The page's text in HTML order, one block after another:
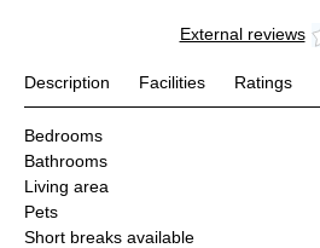
External reviews
Description Facilities Ratings
Bedrooms
Bathrooms
Living area
Pets
Short breaks available